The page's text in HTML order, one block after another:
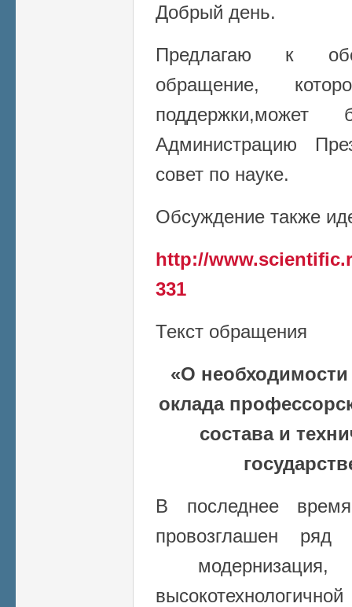
Добрый день.
Предлагаю к
обращение,
Администрацию
совет по науке.
Обсуждение также
http://
331
Текст обращения
«О
оклада
состава и
В последнее
провозглашен
модернизация,